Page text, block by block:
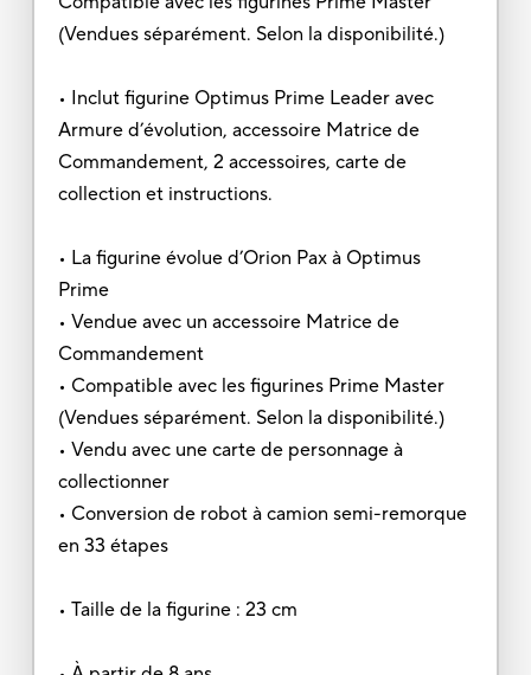
(Vendues séparément. Selon la disponibilité.)
• Inclut figurine Optimus Prime Leader avec
Armure d’évolution, accessoire Matrice de
Commandement, 2 accessoires, carte de
collection et instructions.
• La figurine évolue d’Orion Pax à Optimus
Prime
• Vendue avec un accessoire Matrice de
Commandement
• Compatible avec les figurines Prime Master
(Vendues séparément. Selon la disponibilité.)
• Vendu avec une carte de personnage à
collectionner
• Conversion de robot à camion semi-remorque
en 33 étapes
• Taille de la figurine : 23 cm